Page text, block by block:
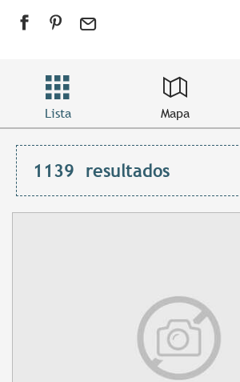
Lista Mapa
1139 resultados